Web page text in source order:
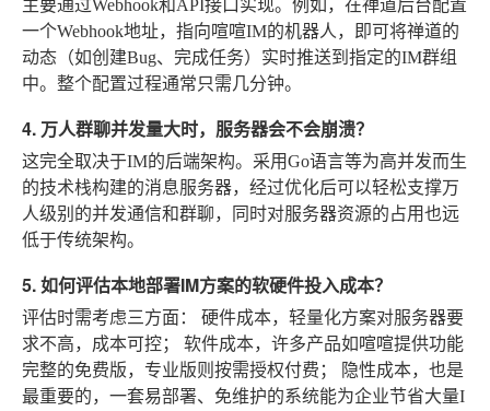
主要通过Webhook和API接口实现。例如，在禅道后台配置
一个Webhook地址，指向喧喧IM的机器人，即可将禅道的
动态（如创建Bug、完成任务）实时推送到指定的IM群组
中。整个配置过程通常只需几分钟。
4. 万人群聊并发量大时，服务器会不会崩溃？
这完全取决于IM的后端架构。采用Go语言等为高并发而生
的技术栈构建的消息服务器，经过优化后可以轻松支撑万
人级别的并发通信和群聊，同时对服务器资源的占用也远
低于传统架构。
5. 如何评估本地部署IM方案的软硬件投入成本？
评估时需考虑三方面： 硬件成本，轻量化方案对服务器要
求不高，成本可控； 软件成本，许多产品如喧喧提供功能
完整的免费版，专业版则按需授权付费；
隐性成本，也是
最重要的，一套易部署、免维护的系统能为企业节省大量I